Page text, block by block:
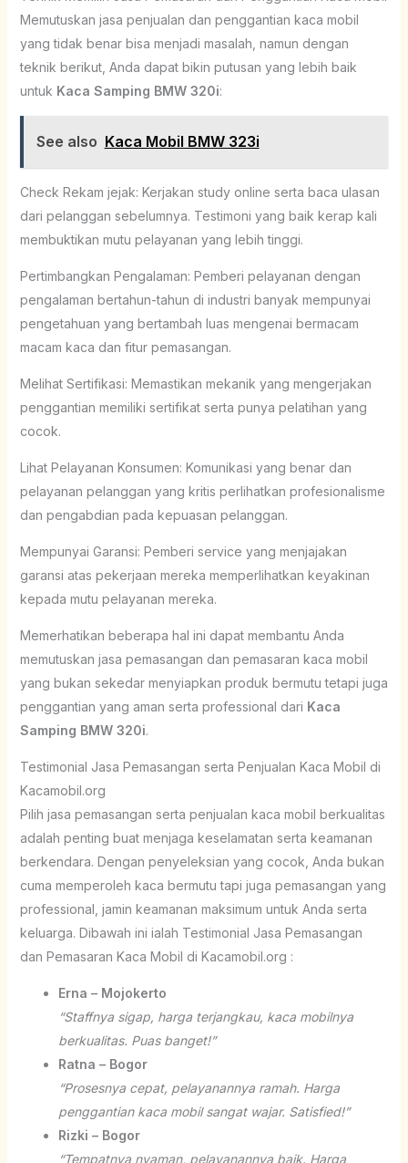
Memutuskan jasa penjualan dan penggantian kaca mobil
yang tidak benar bisa menjadi masalah, namun dengan
teknik berikut, Anda dapat bikin putusan yang lebih baik
untuk Kaca Samping BMW 320i:
See also Kaca Mobil BMW 323i
Check Rekam jejak: Kerjakan study online serta baca ulasan
dari pelanggan sebelumnya. Testimoni yang baik kerap kali
membuktikan mutu pelayanan yang lebih tinggi.
Pertimbangkan Pengalaman: Pemberi pelayanan dengan
pengalaman bertahun-tahun di industri banyak mempunyai
pengetahuan yang bertambah luas mengenai bermacam
macam kaca dan fitur pemasangan.
Melihat Sertifikasi: Memastikan mekanik yang mengerjakan
penggantian memiliki sertifikat serta punya pelatihan yang
cocok.
Lihat Pelayanan Konsumen: Komunikasi yang benar dan
pelayanan pelanggan yang kritis perlihatkan profesionalisme
dan pengabdian pada kepuasan pelanggan.
Mempunyai Garansi: Pemberi service yang menjajakan
garansi atas pekerjaan mereka memperlihatkan keyakinan
kepada mutu pelayanan mereka.
Memerhatikan beberapa hal ini dapat membantu Anda
memutuskan jasa pemasangan dan pemasaran kaca mobil
yang bukan sekedar menyiapkan produk bermutu tetapi juga
penggantian yang aman serta professional dari Kaca
Samping BMW 320i.
Testimonial Jasa Pemasangan serta Penjualan Kaca Mobil di
Kacamobil.org
Pilih jasa pemasangan serta penjualan kaca mobil berkualitas
adalah penting buat menjaga keselamatan serta keamanan
berkendara. Dengan penyeleksian yang cocok, Anda bukan
cuma memperoleh kaca bermutu tapi juga pemasangan yang
professional, jamin keamanan maksimum untuk Anda serta
keluarga. Dibawah ini ialah Testimonial Jasa Pemasangan
dan Pemasaran Kaca Mobil di Kacamobil.org :
Erna – Mojokerto
“Staffnya sigap, harga terjangkau, kaca mobilnya
berkualitas. Puas banget!”
Ratna – Bogor
“Prosesnya cepat, pelayanannya ramah. Harga
penggantian kaca mobil sangat wajar. Satisfied!”
Rizki – Bogor
“Tempatnya nyaman, pelayanannya baik. Harga